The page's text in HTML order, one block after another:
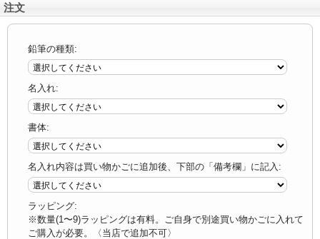
注文
鉛筆の種類:
名入れ:
書体:
名入れ内容は買い物かごに追加後、下部の「備考欄」に記入:
ラッピング:
※数量(1〜9)ラッピングは有料。ご自身で別途買い物かごに入れて
ご購入が必要。〈当店で追加不可〉